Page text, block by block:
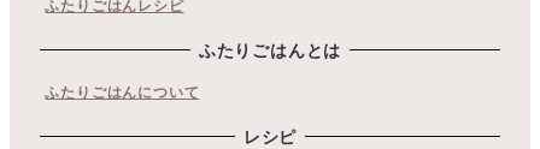
ふたりごはんレシピ
ふたりごはんとは
ふたりごはんについて
レシピ